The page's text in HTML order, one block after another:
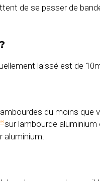
de se passer de
laissé est de
du moins
®sur lambourde aluminium
aluminium.